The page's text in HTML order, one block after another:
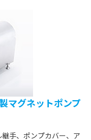
マグネットポンプ
手、ポンプカバー、ア